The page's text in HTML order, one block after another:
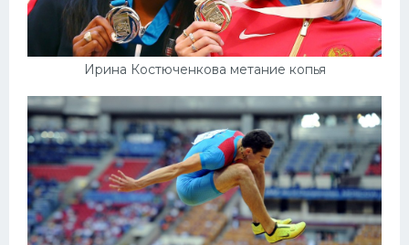
Ирина Костюченкова метание копья